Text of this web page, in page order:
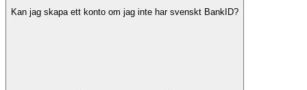
Kan jag skapa ett konto om jag inte har svenskt BankID?